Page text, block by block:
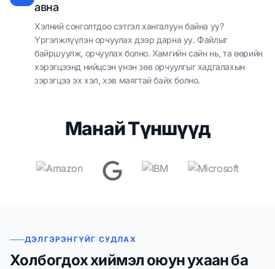
авна
Хэлний сонголтдоо сэтгэл хангалуун байна уу?
Үргэлжлүүлэн орчуулах дээр дарна уу. Файлыг
байршуулж, орчуулах болно. Хамгийн сайн нь, та өөрийн
хэрэгцээнд нийцсэн үнэн зөв орчуулгыг хадгалахын
зэрэгцээ эх хэл, хэв маягтай байх болно.
Манай Түншүүд
ДЭЛГЭРЭНГҮЙГ СУДЛАХ
Холбогдох хиймэл оюун ухаан ба